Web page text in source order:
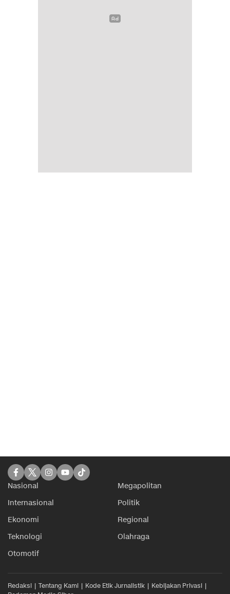
Nasional
Megapolitan
Internasional
Politik
Ekonomi
Regional
Teknologi
Olahraga
Otomotif
Redaksi Tentang Kami Kode Etik Jurnalistik
Kebijakan Privasi